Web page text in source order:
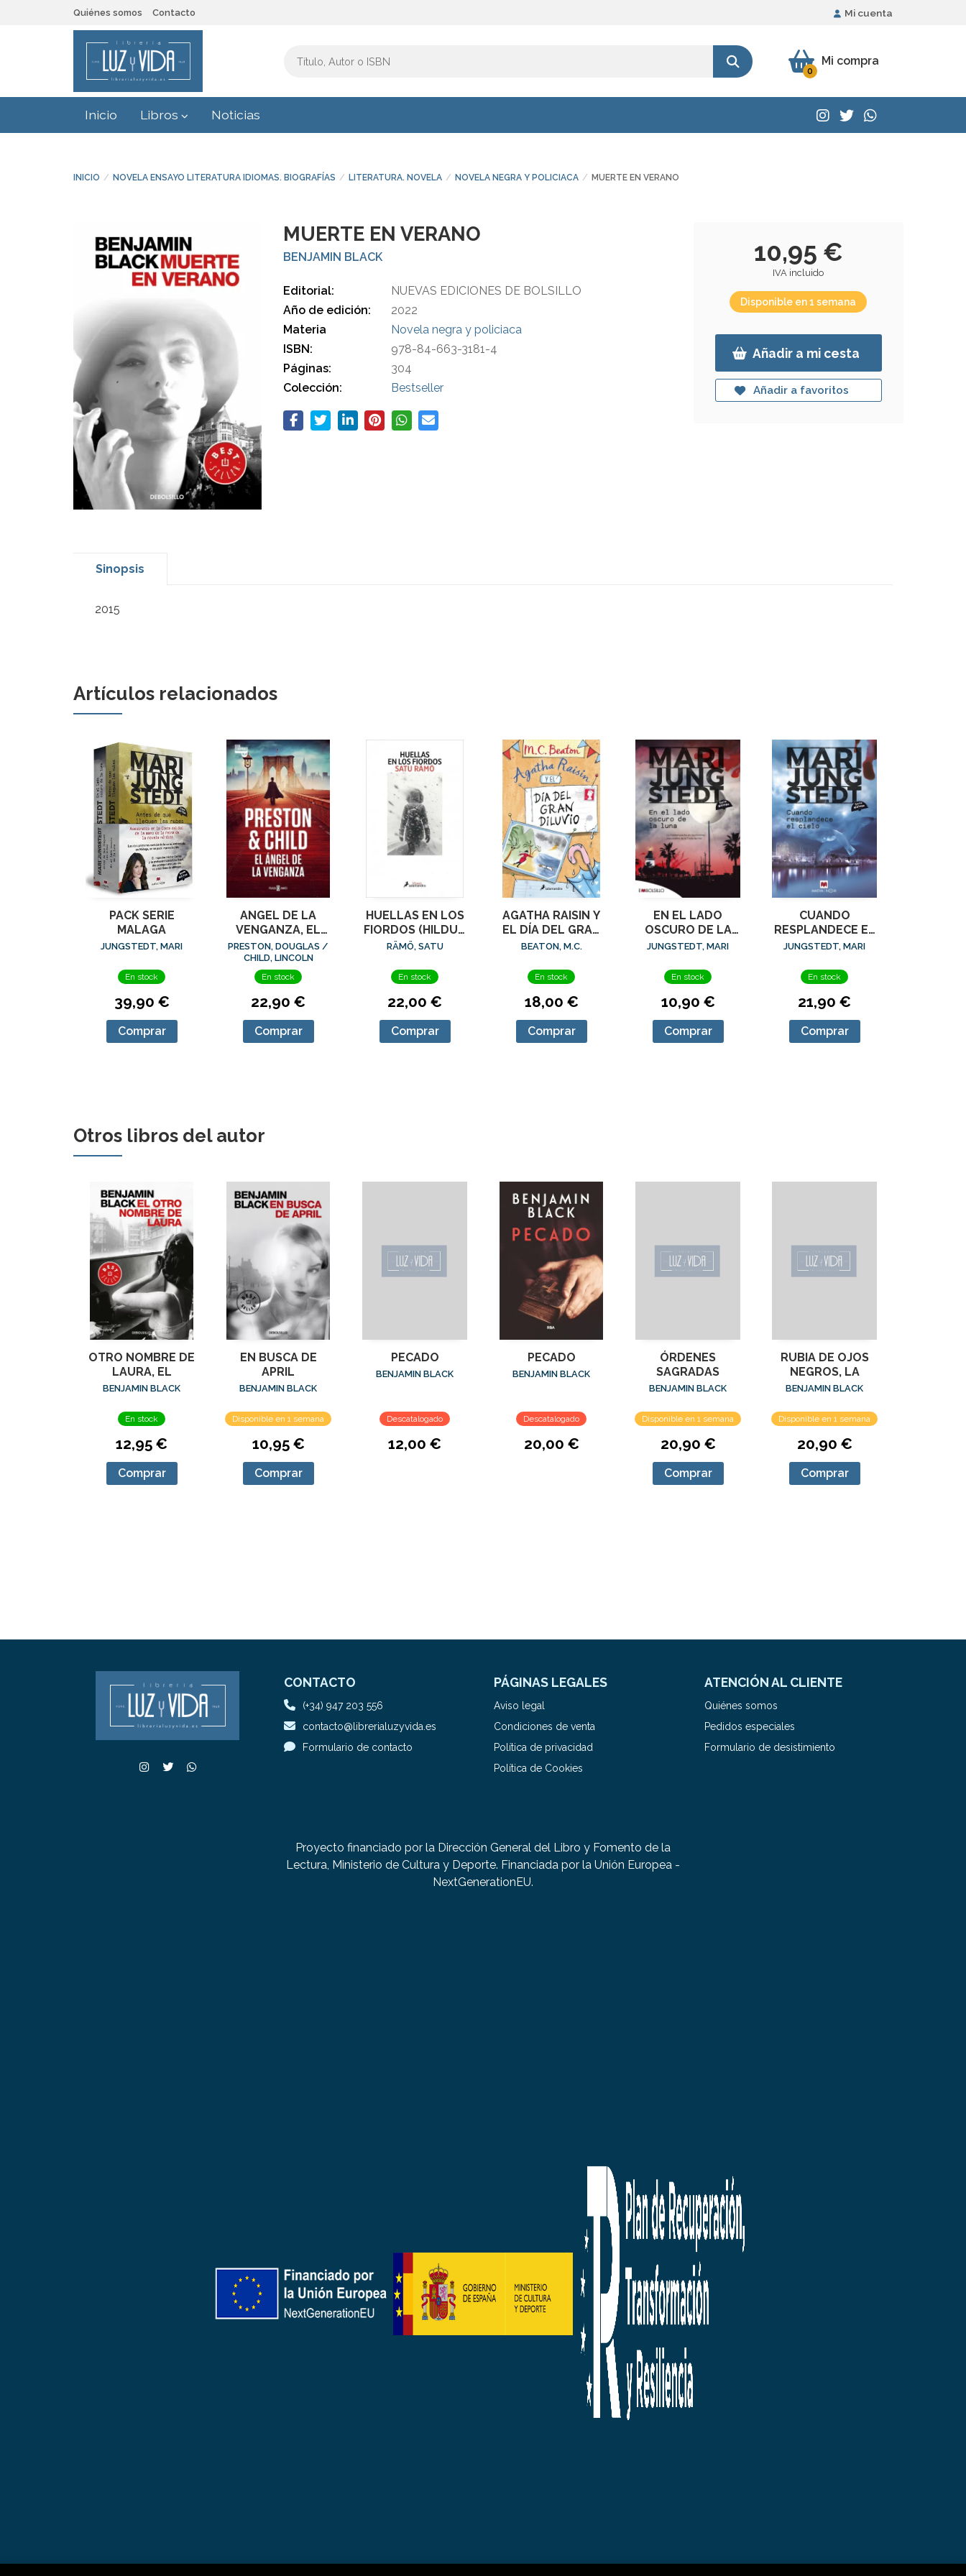
Quiénes somos Contacto Mi cuenta
Mi compra
0
Inicio Libros Noticias
INICIO NOVELA ENSAYO LITERATURA IDIOMAS. BIOGRAFÍAS LITERATURA. NOVELA NOVELA NEGRA Y POLICIACA MUERTE EN VERANO
MUERTE EN VERANO
BENJAMIN BLACK
Editorial:
NUEVAS EDICIONES DE BOLSILLO
Año de edición:
2022
Materia
Novela negra y policiaca
ISBN:
978-84-663-3181-4
Páginas:
304
Colección:
Bestseller
10,95 €
IVA incluido
Disponible en 1 semana
Añadir a mi cesta
Añadir a favoritos
Sinopsis
2015
Artículos relacionados
PACK SERIE
MALAGA
JUNGSTEDT, MARI
En stock
39,90 €
Comprar
ANGEL DE LA
VENGANZA, EL
(INSPECTOR
PENDERGAST 22)
PRESTON, DOUGLAS /
CHILD, LINCOLN
En stock
22,90 €
Comprar
HUELLAS EN LOS
FIORDOS (HILDUR
1)
RÄMÖ, SATU
En stock
22,00 €
Comprar
AGATHA RAISIN Y
EL DÍA DEL GRAN
DILUVIO (AGATHA
BEATON, M.C.
En stock
18,00 €
Comprar
EN EL LADO
OSCURO DE LA
LUNA SERIE
JUNGSTEDT, MARI
En stock
10,90 €
Comprar
CUANDO
RESPLANDECE EL
CIELO (SERIE
JUNGSTEDT, MARI
En stock
21,90 €
Comprar
Otros libros del autor
OTRO NOMBRE DE
LAURA, EL
BENJAMIN BLACK
En stock
12,95 €
Comprar
EN BUSCA DE
APRIL
BENJAMIN BLACK
Disponible en 1 semana
10,95 €
Comprar
PECADO
BENJAMIN BLACK
Descatalogado
12,00 €
PECADO
BENJAMIN BLACK
Descatalogado
20,00 €
ÓRDENES
SAGRADAS
BENJAMIN BLACK
Disponible en 1 semana
20,90 €
Comprar
RUBIA DE OJOS
NEGROS, LA
BENJAMIN BLACK
Disponible en 1 semana
20,90 €
Comprar
CONTACTO
(+34) 947 203 556
contacto@librerialuzyvida.es
Formulario de contacto
PÁGINAS LEGALES
Aviso legal
Condiciones de venta
Política de privacidad
Política de Cookies
ATENCIÓN AL CLIENTE
Quiénes somos
Pedidos especiales
Formulario de desistimiento
Proyecto financiado por la Dirección General del Libro y Fomento de la
Lectura, Ministerio de Cultura y Deporte. Financiada por la Unión Europea -
NextGenerationEU.